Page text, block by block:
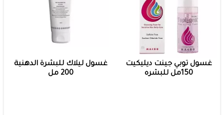
غسول توبي جينت ديليكيت
150مل للبشره
غسول ليلاك للبشرة الدهنية
200 مل